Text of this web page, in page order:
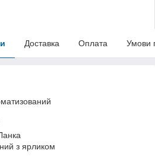
Доставка Оплата Умови
з ярликом